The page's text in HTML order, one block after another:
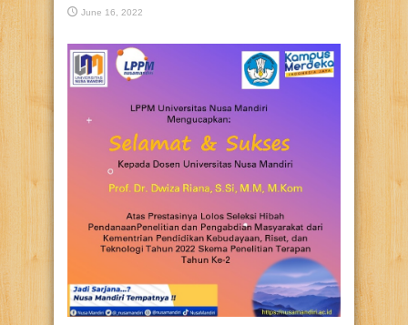
June 16, 2022